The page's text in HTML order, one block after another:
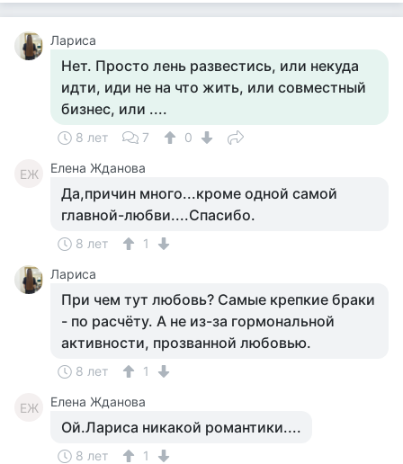
Лариса
Нет. Просто лень развестись, или некуда
идти, иди не на что жить, или совместный
бизнес, или ....
8 лет 7 0
ЕЖ Елена Жданова
Да,причин много...кроме одной самой
главной-любви....Спасибо.
8 лет
1
Лариса
При чем тут любовь? Самые крепкие браки
- по расчёту. А не из-за гормональной
активности, прозванной любовью.
8 лет 1
ЕЖ Елена Жданова
Ой.Лариса никакой романтики....
8 лет
1